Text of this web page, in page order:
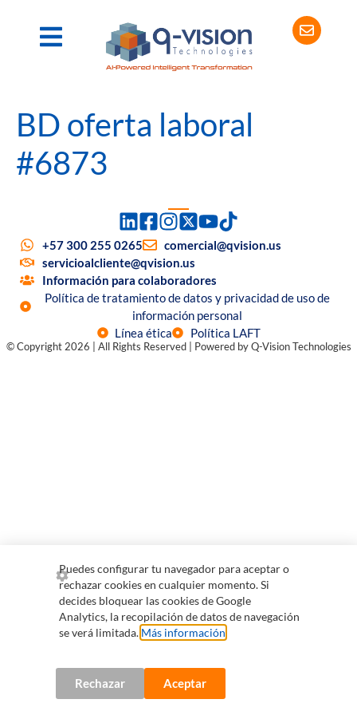
BD oferta laboral
#6873
+57 300 255 0265
comercial@qvision.us
servicioalcliente@qvision.us
Información para colaboradores
Política de tratamiento de datos y privacidad de uso de
información personal
Línea ética
Política LAFT
© Copyright 2026 | All Rights Reserved | Powered by Q-Vision Technologies
Puedes configurar tu navegador para aceptar o
rechazar cookies en cualquier momento. Si
decides bloquear las cookies de Google
Analytics, la recopilación de datos de navegación
se verá limitada. Más información
Rechazar Aceptar